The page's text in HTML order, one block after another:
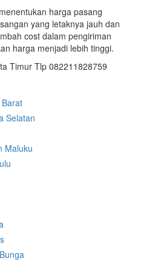
harga pasang
yang letaknya jauh dan
cost dalam pengiriman
harga menjadi lebih tinggi.
Timur Tlp 082211828759
Selatan
Maluku